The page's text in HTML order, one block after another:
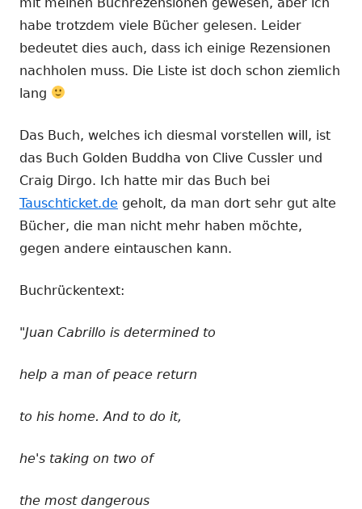
habe trotzdem viele Bücher gelesen. Leider
bedeutet dies auch, dass ich einige Rezensionen
nachholen muss. Die Liste ist doch schon ziemlich
lang
Das Buch, welches ich diesmal vorstellen will, ist
das Buch Golden Buddha von Clive Cussler und
Craig Dirgo. Ich hatte mir das Buch bei
Tauschticket.de geholt, da man dort sehr gut alte
Bücher, die man nicht mehr haben möchte,
gegen andere eintauschen kann.
Buchrückentext:
"Juan Cabrillo is determined to
help a man of peace return
to his home. And to do it,
he's taking on two of
the most dangerous